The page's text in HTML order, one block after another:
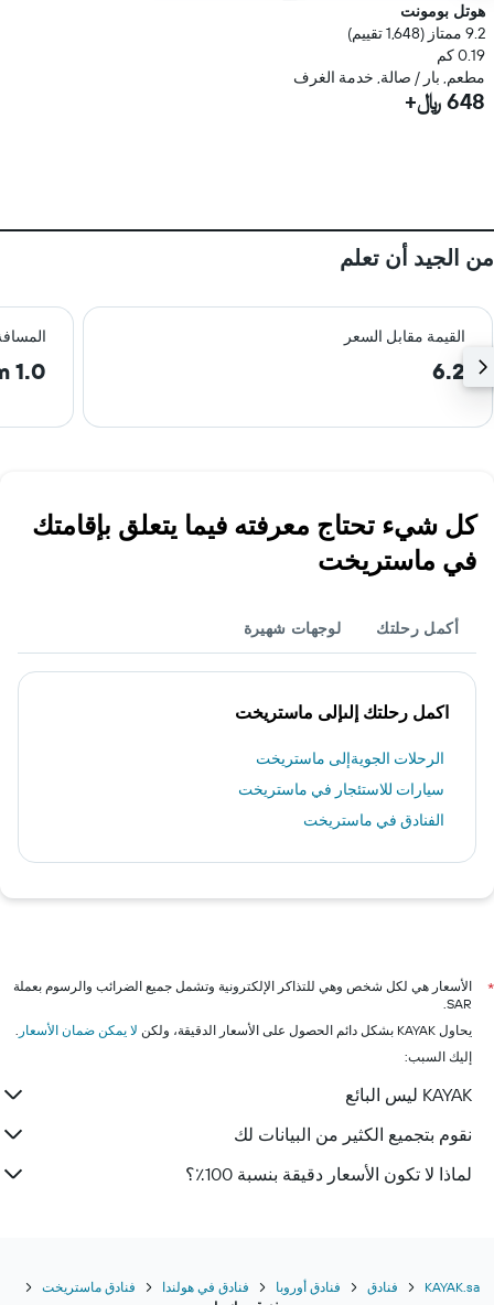
هوتل بومونت
9.2 ممتاز (1,648 تقييم)
0.19 كم
مطعم, بار / صالة, خدمة الغرف
648 ﷼+
من الجيد أن تعلم
القيمة مقابل السعر
6.2
1.0 km
كل شيء تحتاج معرفته فيما يتعلق بإقامتك
في ماستريخت
أكمل رحلتك لوجهات شهيرة
اكمل رحلتك إلىإلى ماستريخت
الرحلات الجويةإلى ماستريخت
سيارات للاستئجار في ماستريخت
الفنادق في ماستريخت
*
الأسعار هي لكل شخص وهي للتذاكر الإلكترونية وتشمل جميع الضرائب والرسوم بعملة
SAR.
يحاول KAYAK بشكل دائم الحصول على الأسعار الدقيقة، ولكن
لا يمكن ضمان الأسعار .
إليك السبب:
KAYAK ليس البائع
نقوم بتجميع الكثير من البيانات لك
لماذا لا تكون الأسعار دقيقة بنسبة 100٪؟
KAYAK.sa فنادق فنادق أوروبا فنادق في هولندا
فنادق ماستريخت